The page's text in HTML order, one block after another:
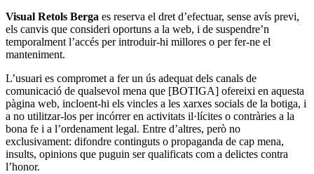
Visual Retols Berga es reserva el dret d’efectuar, sense avís previ,
els canvis que consideri oportuns a la web, i de suspendre’n
temporalment l’accés per introduir-hi millores o per fer-ne el
manteniment.
L’usuari es compromet a fer un ús adequat dels canals de
comunicació de qualsevol mena que [BOTIGA] ofereixi en aquesta
pàgina web, incloent-hi els vincles a les xarxes socials de la botiga, i
a no utilitzar-los per incórrer en activitats il·lícites o contràries a la
bona fe i a l’ordenament legal. Entre d’altres, però no
exclusivament: difondre continguts o propaganda de cap mena,
insults, opinions que puguin ser qualificats com a delictes contra
l’honor.